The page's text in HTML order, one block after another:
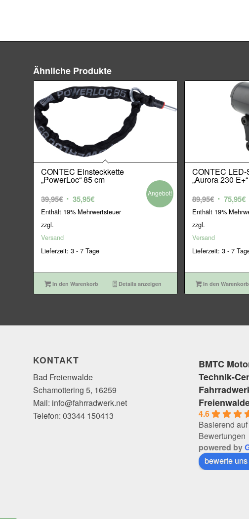
Ähnliche Produkte
CONTEC Einsteckkette
„PowerLoc“ 85 cm
39,95€ Ursprünglicher
Preis
35,95€Aktueller
Preis
Enthält 19% Mehrwertsteuer
zzgl.
Versand
Lieferzeit: 3 - 7 Tage
Angebot!
In den Warenkorb Details anzeigen
CONTEC
„Aurora 230 E+“
89,95€
Preis
75,95€
Enthält 19%
zzgl.
Versand
Lieferzeit: 3 - 7
In den Warenkorb
KONTAKT
Bad Freienwalde
Schamottering 5, 16259
Mail: info@fahrradwerk.net
Telefon: 03344 150413
BMTC
Technik-
4.6
Basierend
Bewertungen
powered by
bewerte